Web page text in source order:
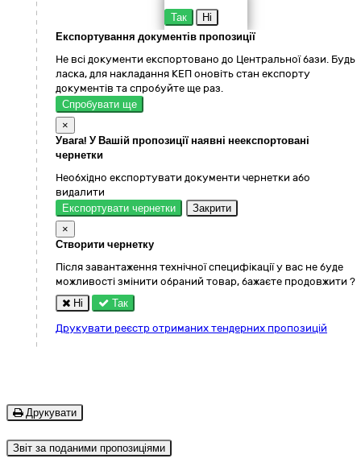
Так
Ні
Експортування документів пропозиції
Не всі документи експортовано до Центральної бази. Будь
ласка, для накладання КЕП оновіть стан експорту
документів та спробуйте ще раз.
Спробувати ще
×
Увага! У Вашій пропозиції наявні неекспортовані
чернетки
Необхідно експортувати документи чернетки або
видалити
Експортувати чернетки
Закрити
×
Створити чернетку
Після завантаження технічної специфікації у вас не буде
можливості змінити обраний товар, бажаєте продовжити ?
Ні
Так
Друкувати реєстр отриманих тендерних пропозицій
Друкувати
Звіт за поданими пропозиціями